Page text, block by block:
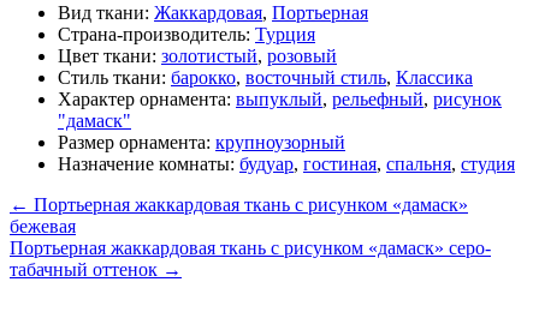
Вид ткани: Жаккардовая, Портьерная
Страна-производитель: Турция
Цвет ткани: золотистый, розовый
Стиль ткани: барокко, восточный стиль, Классика
Характер орнамента: выпуклый, рельефный, рисунок
"дамаск"
Размер орнамента: крупноузорный
Назначение комнаты: будуар, гостиная, спальня, студия
← Портьерная жаккардовая ткань с рисунком «дамаск»
бежевая
Портьерная жаккардовая ткань с рисунком «дамаск» серо-
табачный оттенок →